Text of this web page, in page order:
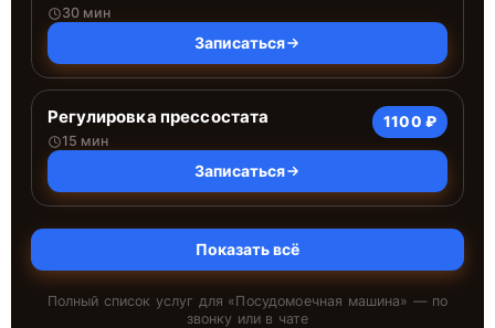
30 мин
Записаться
Регулировка прессостата
15 мин
1100 ₽
Записаться
Показать всё
Полный список услуг для «Посудомоечная машина» — по
звонку или в чате